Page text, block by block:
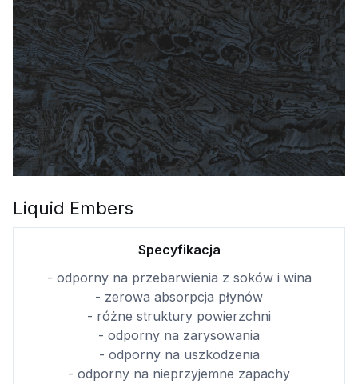
Liquid Embers
Specyfikacja
- odporny na przebarwienia z soków i wina
- zerowa absorpcja płynów
- różne struktury powierzchni
- odporny na zarysowania
- odporny na uszkodzenia
- odporny na nieprzyjemne zapachy